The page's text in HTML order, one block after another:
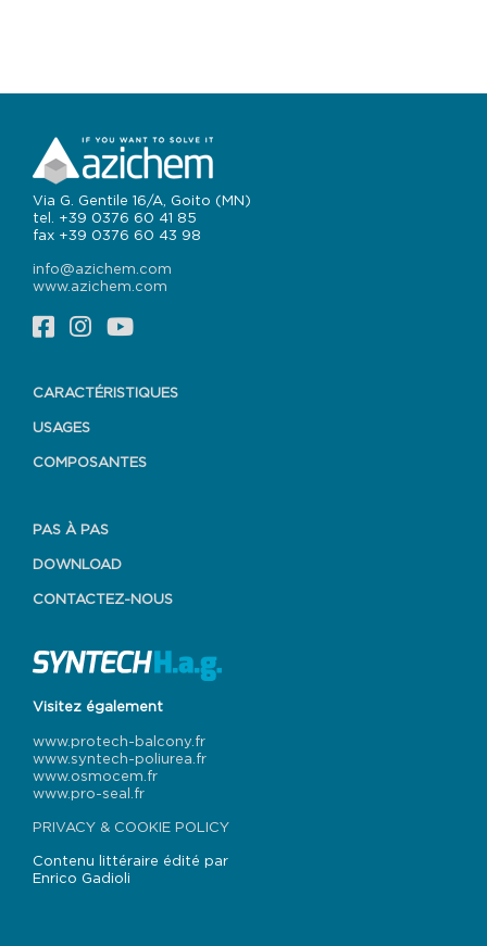
Via G. Gentile 16/A, Goito (MN)
tel. +39 0376 60 41 85
fax +39 0376 60 43 98
info@azichem.com
www.azichem.com
CARACTÉRISTIQUES
USAGES
COMPOSANTES
PAS À PAS
DOWNLOAD
CONTACTEZ-NOUS
Visitez également
www.protech-balcony.fr
www.syntech-poliurea.fr
www.osmocem.fr
www.pro-seal.fr
PRIVACY & COOKIE POLICY
Contenu littéraire édité par
Enrico Gadioli